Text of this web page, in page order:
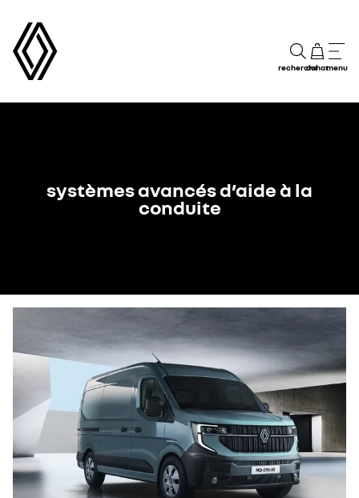
rechercheachatmenu
systèmes avancés d’aide à la
conduite